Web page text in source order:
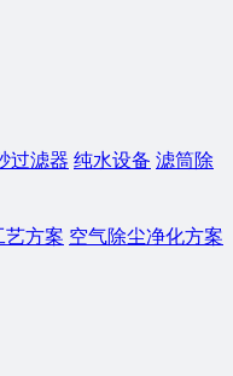
过滤器 纯水设备 滤筒除
艺方案 空气除尘净化方案